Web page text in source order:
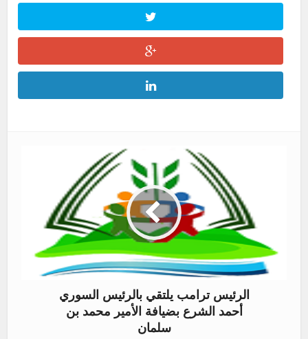
الرئيس ترامب يلتقي بالرئيس السوري
أحمد الشرع بضيافة الأمير محمد بن
سلمان